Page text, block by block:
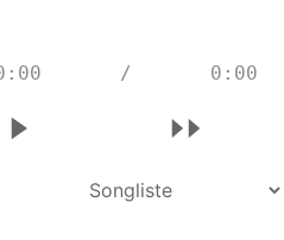
/ 0:00